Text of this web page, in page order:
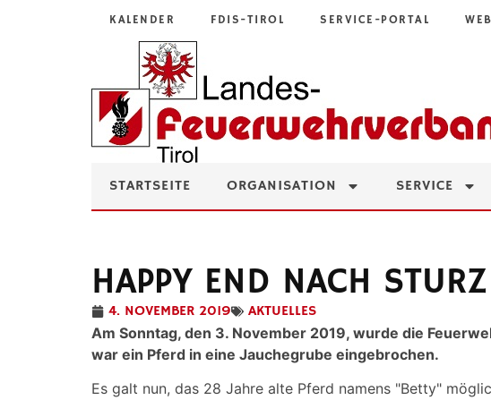
KALENDER FDIS-TIROL SERVICE-PORTAL
STARTSEITE ORGANISATION SERVICE
HAPPY END NACH
4. NOVEMBER 2019
AKTUELLES
Am Sonntag, den 3. November 2019, wurde die
war ein Pferd in eine Jauchegrube eingebrochen.
Es galt nun, das 28 Jahre alte Pferd namens "Betty"